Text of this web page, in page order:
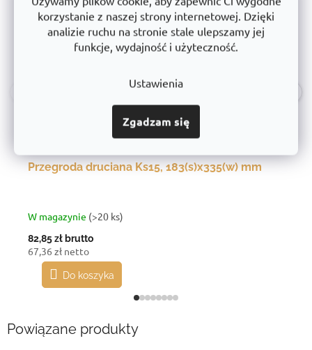
korzystanie z naszej strony internetowej. Dzięki
analizie ruchu na stronie stale ulepszamy jej
funkcje, wydajność i użyteczność.
Ustawienia
Zgadzam się
Przegroda druciana Ks15, 183(s)x335(w) mm
W magazynie (>20 ks)
82,85 zł brutto
67,36 zł netto
Do koszyka
Powiązane produkty